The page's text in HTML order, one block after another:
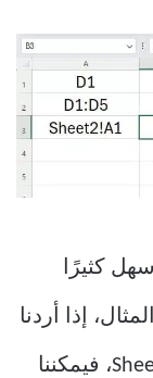
كثيرًا
إذا أردنا
إعادة تسمية الخلية A1 في Sheet2 TOTAL، فيمكننا